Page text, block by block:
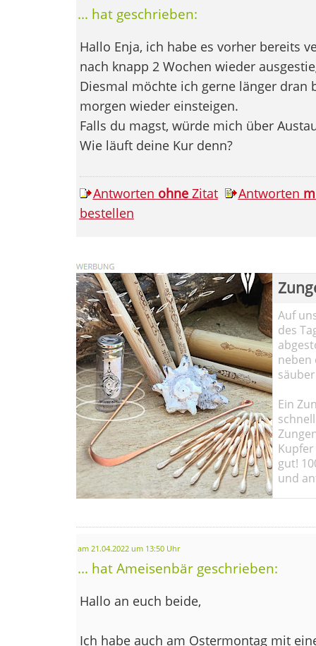
... hat geschrieben:
Hallo Enja, ich habe es vorher bereits
nach knapp 2 Wochen wieder
Diesmal möchte ich gerne länger dran
morgen wieder einsteigen.
Falls du magst, würde mich über
Wie läuft deine Kur denn?
Antworten ohneZitat Antworten
bestellen
Auf
des
neben
Ein
gut!
und
am 21.04.2022 um 13:50 Uhr
... hat Ameisenbär geschrieben:
Hallo an euch beide,
Ich habe auch am Ostermontag mit